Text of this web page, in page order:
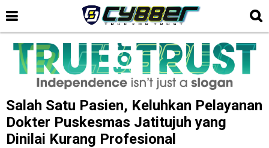
Salah Satu Pasien, Keluhkan Pelayanan
Dokter Puskesmas Jatitujuh yang
Dinilai Kurang Profesional